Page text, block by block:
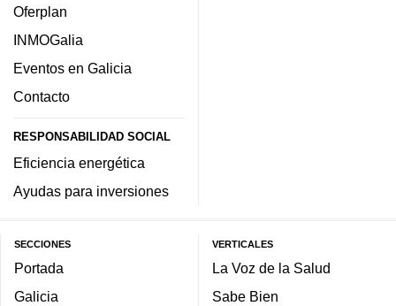
Oferplan
INMOGalia
Eventos en Galicia
Contacto
RESPONSABILIDAD SOCIAL
Eficiencia energética
Ayudas para inversiones
SECCIONES
Portada
Galicia
VERTICALES
La Voz de la Salud
Sabe Bien